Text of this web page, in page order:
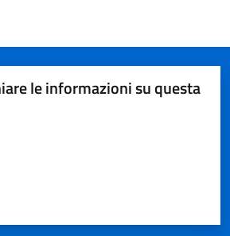
le informazioni su questa